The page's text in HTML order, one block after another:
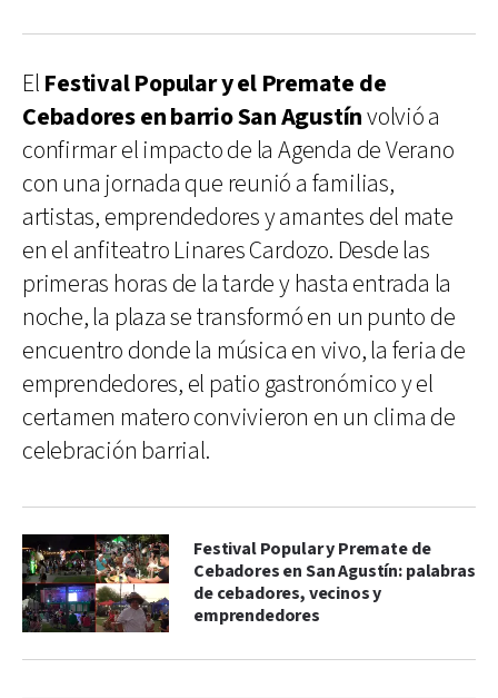
El Festival Popular y el Premate de
Cebadores en barrio San Agustínvolvió a
confirmar el impacto de la Agenda de Verano
con una jornada que reunió a familias,
artistas, emprendedores y amantes del mate
en el anfiteatro Linares Cardozo. Desde las
primeras horas de la tarde y hasta entrada la
noche, la plaza se transformó en un punto de
encuentro donde la música en vivo, la feria de
emprendedores, el patio gastronómico y el
certamen matero convivieron en un clima de
celebración barrial.
Festival Popular y Premate de
Cebadores en San Agustín: palabras
de cebadores, vecinos y
emprendedores